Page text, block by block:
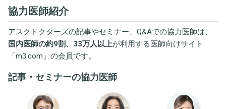
協力医師紹介
アスクドクターズの記事やセミナー、Q&Aでの協力医師は、
国内医師の約9割、33万人以上が利用する医師向けサイト
「m3.com 」の会員です。
記事・セミナーの協力医師